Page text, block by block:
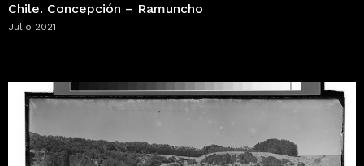
Chile. Concepción – Ramuncho
Julio 2021